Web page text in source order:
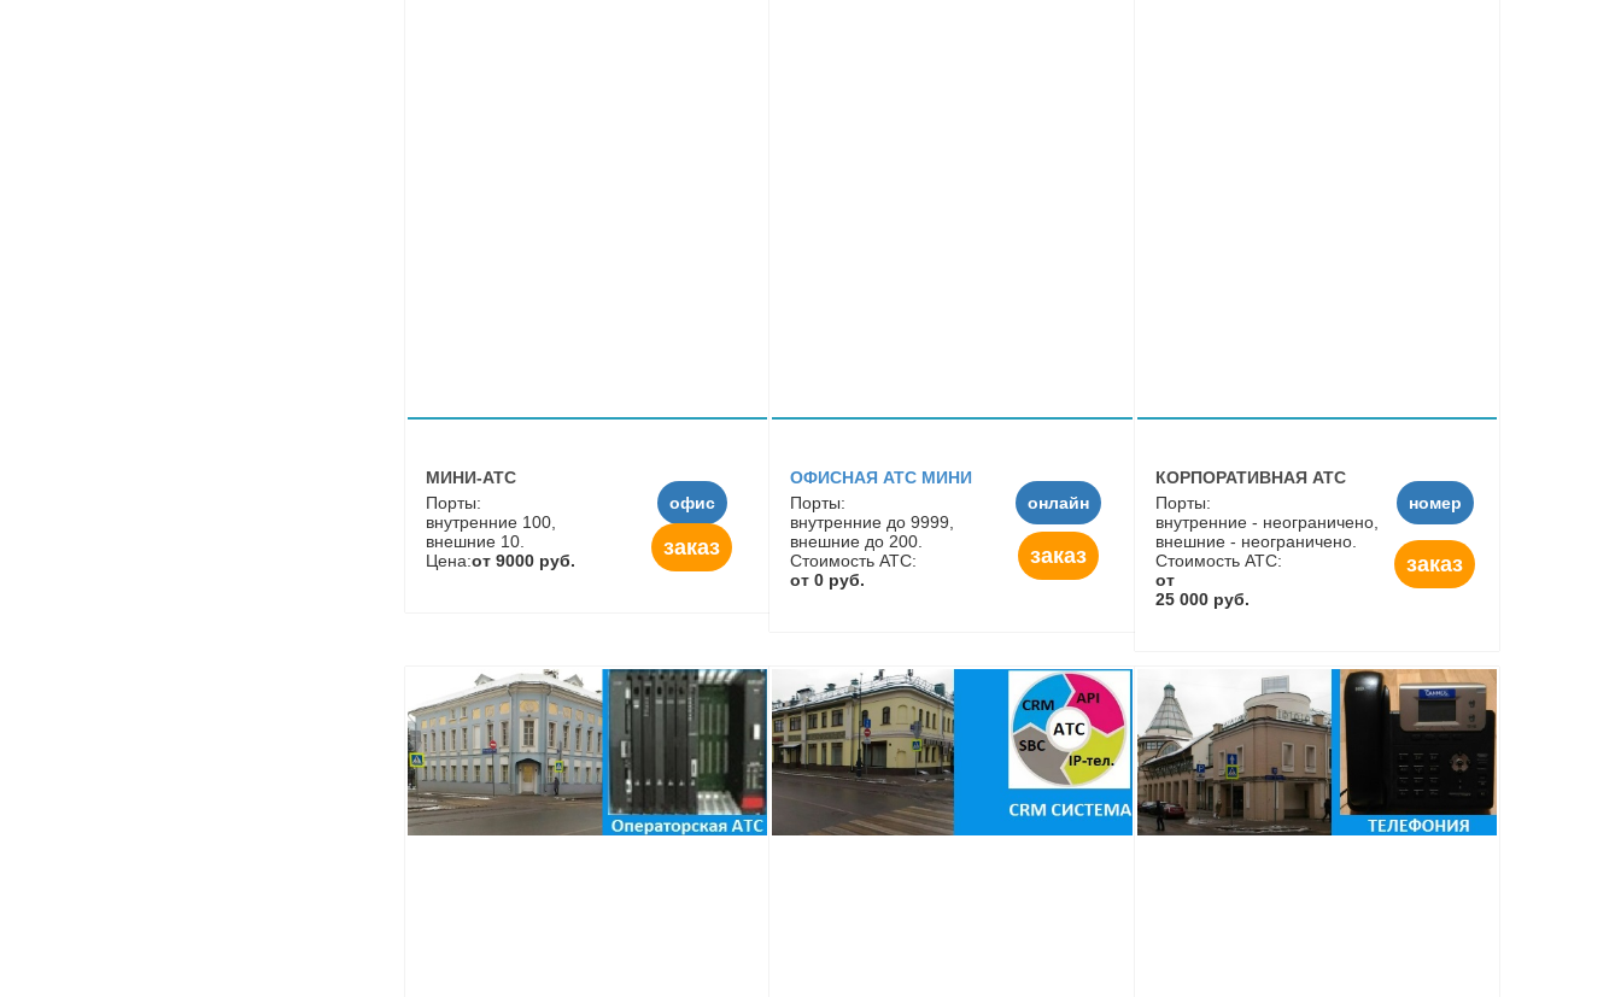
МИНИ-АТС
Порты:
внутренние 100,
внешние 10.
Цена:от 9000 руб.
офис
заказ
ОФИСНАЯ АТС МИНИ
Порты:
внутренние до 9999,
внешние до 200.
Стоимость АТС:
от 0 руб.
онлайн
заказ
КОРПОРАТИВНАЯ АТС
Порты:
внутренние - неограничено,
внешние - неограничено.
Стоимость АТС:
от
25 000 руб.
номер
заказ